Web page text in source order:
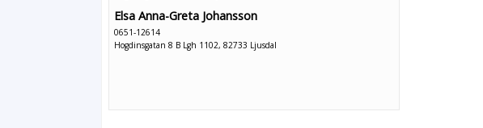
Elsa Anna-Greta Johansson
0651-12614
Hogdinsgatan 8 B Lgh 1102, 82733 Ljusdal